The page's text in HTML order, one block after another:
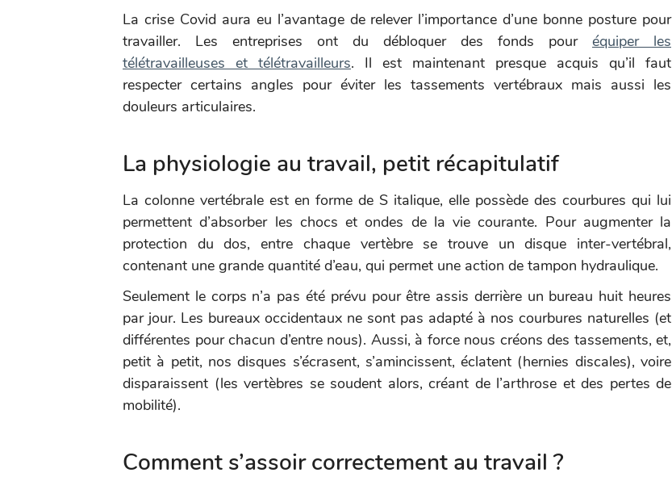
La crise Covid aura eu l’avantage de relever l’importance d’une bonne posture pour
travailler. Les entreprises ont du débloquer des fonds pour équiper les
télétravailleuses et télétravailleurs. Il est maintenant presque acquis qu’il faut
respecter certains angles pour éviter les tassements vertébraux mais aussi les
douleurs articulaires.
La physiologie au travail, petit récapitulatif
La colonne vertébrale est en forme de S italique, elle possède des courbures qui lui
permettent d’absorber les chocs et ondes de la vie courante. Pour augmenter la
protection du dos, entre chaque vertèbre se trouve un disque inter-vertébral,
contenant une grande quantité d’eau, qui permet une action de tampon hydraulique.
Seulement le corps n’a pas été prévu pour être assis derrière un bureau huit heures
par jour. Les bureaux occidentaux ne sont pas adapté à nos courbures naturelles (et
différentes pour chacun d’entre nous). Aussi, à force nous créons des tassements, et,
petit à petit, nos disques s’écrasent, s’amincissent, éclatent (hernies discales), voire
disparaissent (les vertèbres se soudent alors, créant de l’arthrose et des pertes de
mobilité).
Comment s’assoir correctement au travail ?